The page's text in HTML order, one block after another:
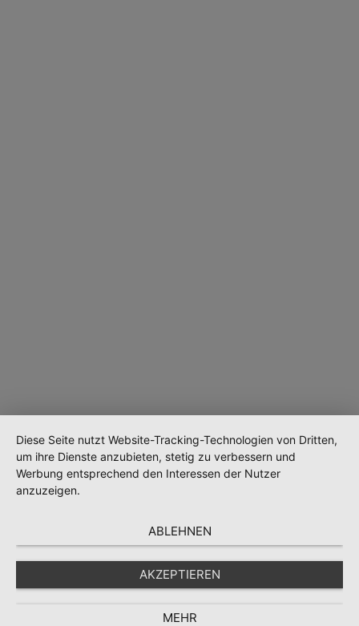
Diese Seite nutzt Website-Tracking-Technologien von Dritten,
um ihre Dienste anzubieten, stetig zu verbessern und
Werbung entsprechend den Interessen der Nutzer
anzuzeigen.
ABLEHNEN
AKZEPTIEREN
MEHR